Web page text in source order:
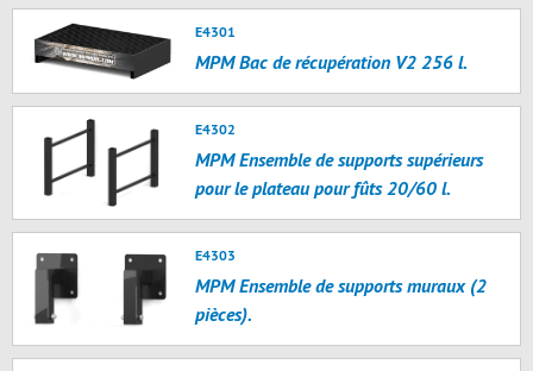
E4301
MPM Bac de récupération V2 256 l.
E4302
MPM Ensemble de supports supérieurs
pour le plateau pour fûts 20/60 l.
E4303
MPM Ensemble de supports muraux (2
pièces).